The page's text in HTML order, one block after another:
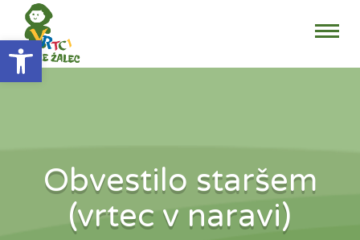
Open toolbar
Obvestilo staršem
(vrtec v naravi)